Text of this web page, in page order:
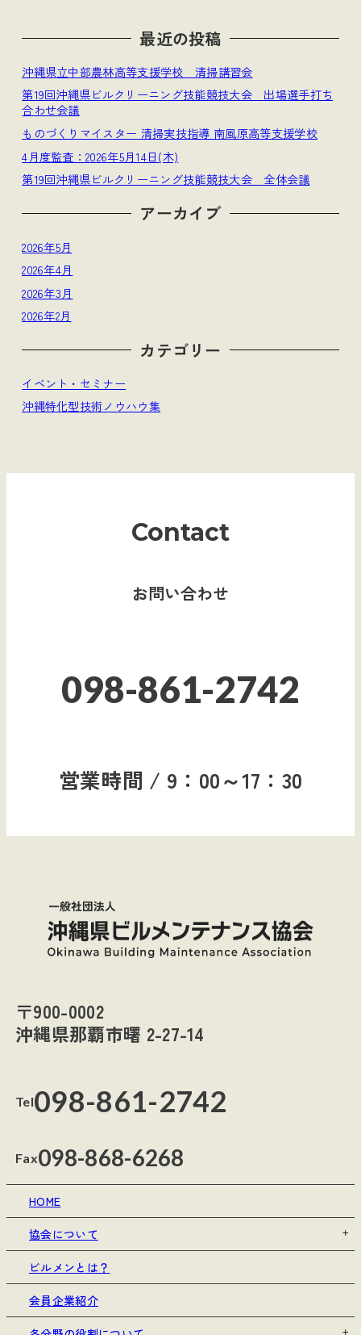
最近の投稿
沖縄県立中部農林高等支援学校 清掃講習会
第19回沖縄県ビルクリーニング技能競技大会 出場選手打ち
合わせ会議
ものづくりマイスター 清掃実技指導 南風原高等支援学校
4月度監査：2026年5月14日(木)
第19回沖縄県ビルクリーニング技能競技大会 全体会議
アーカイブ
2026年5月
2026年4月
2026年3月
2026年2月
カテゴリー
イベント・セミナー
沖縄特化型技術ノウハウ集
Contact
お問い合わせ
098-861-2742
営業時間 / 9：00～17：30
〒900-0002
沖縄県那覇市曙 2-27-14
Tel098-861-2742
Fax098-868-6268
HOME
協会について
ビルメンとは？
会員企業紹介